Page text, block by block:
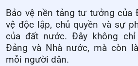
Bảo vệ nền tảng tư tưởng của
vệ độc lập, chủ quyền và sự
của đất nước. Đây không
Đảng và Nhà nước, mà còn
mỗi người dân.